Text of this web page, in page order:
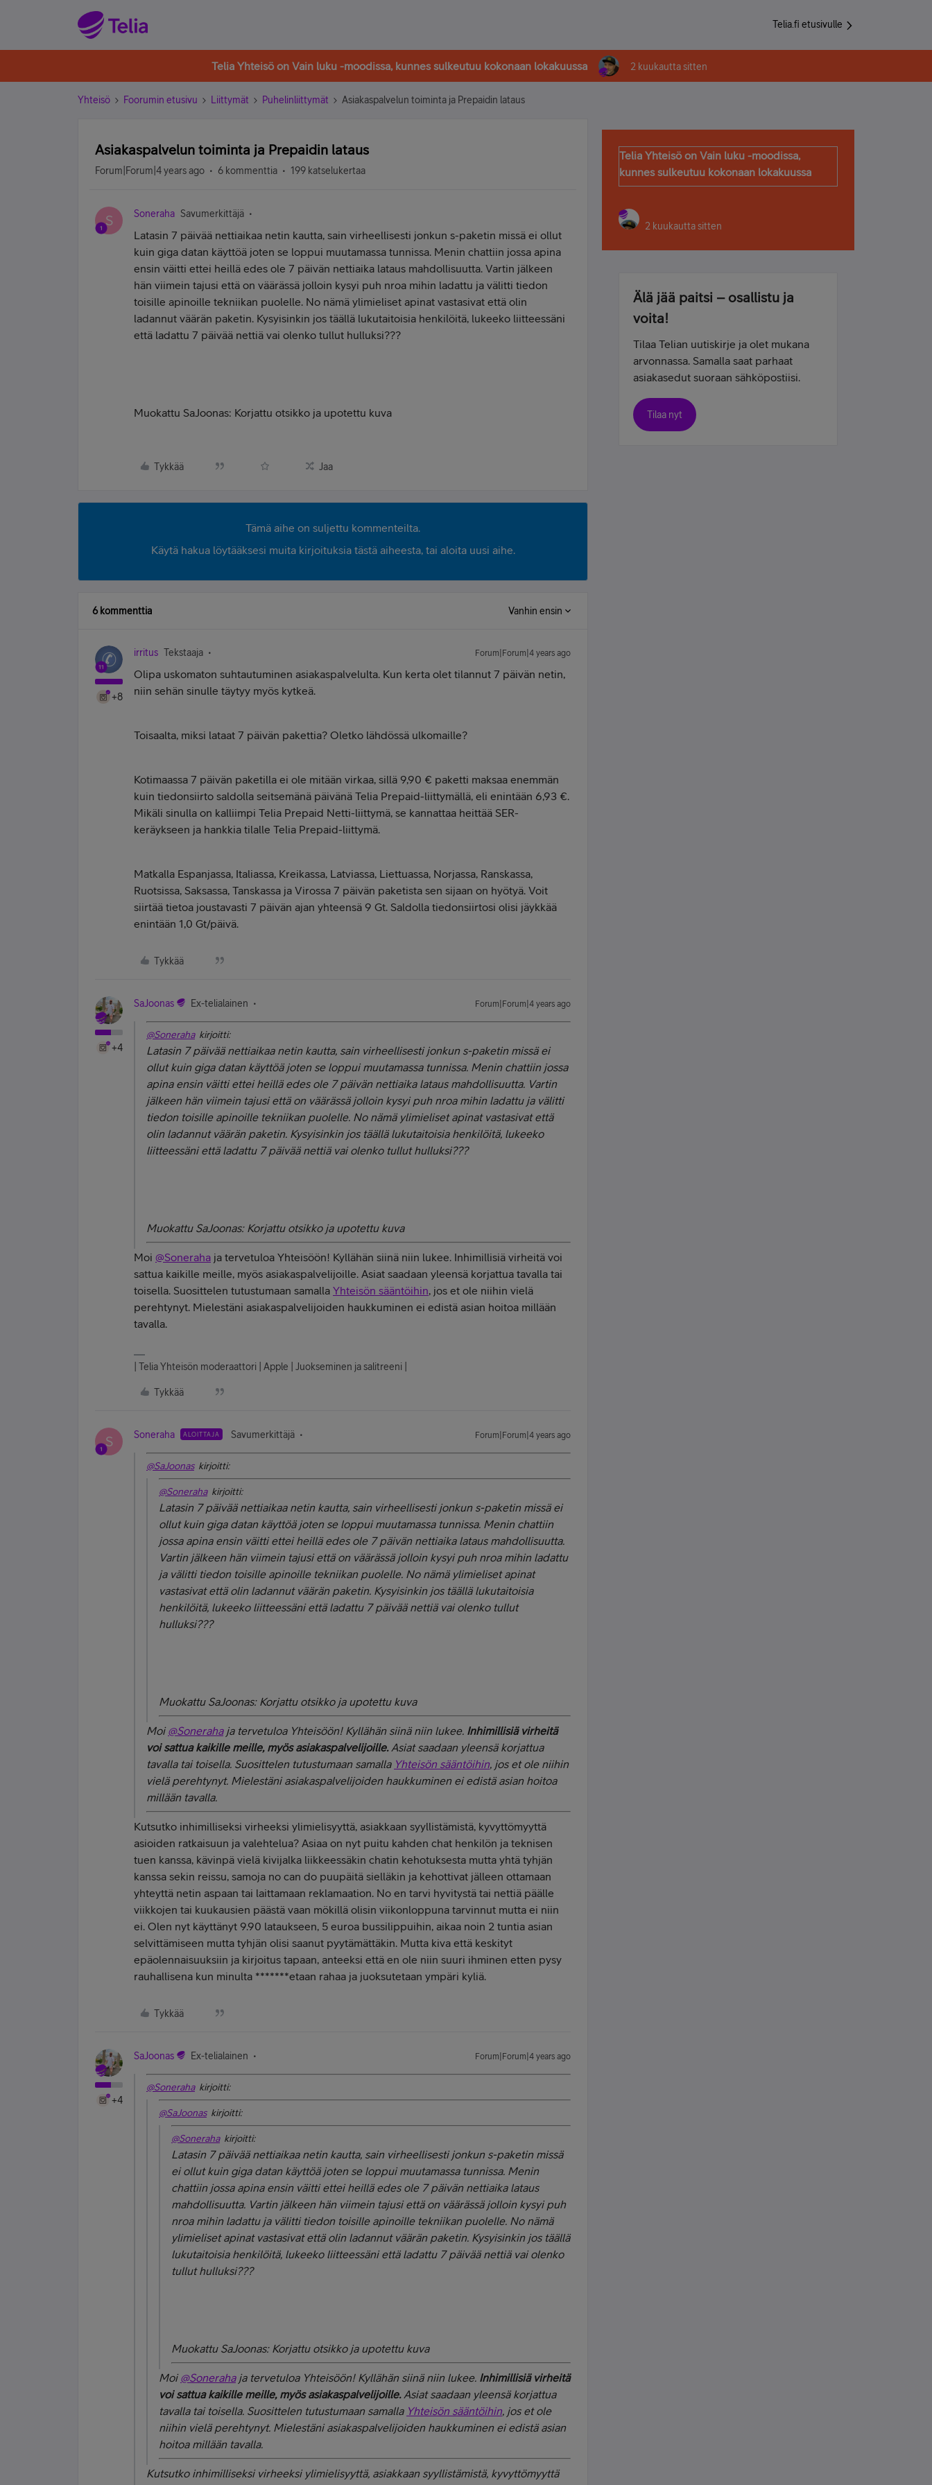
Telia.fi etusivulle
Telia Yhteisö on Vain luku -moodissa, kunnes sulkeutuu kokonaan lokakuussa 2 kuukautta sitten
Yhteisö Foorumin etusivu Liittymät Puhelinliittymät Asiakaspalvelun toiminta ja Prepaidin lataus
Asiakaspalvelun toiminta ja Prepaidin lataus
Forum|Forum|4 years ago 6 kommenttia 199 katselukertaa
S Soneraha Savumerkittäjä
Latasin 7 päivää nettiaikaa netin kautta, sain virheellisesti jonkun s-paketin missä ei ollut
kuin giga datan käyttöä joten se loppui muutamassa tunnissa. Menin chattiin jossa apina
ensin väitti ettei heillä edes ole 7 päivän nettiaika lataus mahdollisuutta. Vartin jälkeen
hän viimein tajusi että on väärässä jolloin kysyi puh nroa mihin ladattu ja välitti tiedon
toisille apinoille tekniikan puolelle. No nämä ylimieliset apinat vastasivat että olin
ladannut väärän paketin. Kysyisinkin jos täällä lukutaitoisia henkilöitä, lukeeko liitteessäni
että ladattu 7 päivää nettiä vai olenko tullut hulluksi???
Muokattu SaJoonas: Korjattu otsikko ja upotettu kuva
Tykkää Jaa
Tämä aihe on suljettu kommenteilta.
Käytä hakua löytääksesi muita kirjoituksia tästä aiheesta, tai aloita uusi aihe.
6 kommenttia Vanhin ensin
+8
irritus Tekstaaja Forum|Forum|4 years ago
Olipa uskomaton suhtautuminen asiakaspalvelulta. Kun kerta olet tilannut 7 päivän netin,
niin sehän sinulle täytyy myös kytkeä.
Toisaalta, miksi lataat 7 päivän pakettia? Oletko lähdössä ulkomaille?
Kotimaassa 7 päivän paketilla ei ole mitään virkaa, sillä 9,90 € paketti maksaa enemmän
kuin tiedonsiirto saldolla seitsemänä päivänä Telia Prepaid-liittymällä, eli enintään 6,93 €.
Mikäli sinulla on kalliimpi Telia Prepaid Netti-liittymä, se kannattaa heittää SER-
keräykseen ja hankkia tilalle Telia Prepaid-liittymä.
Matkalla Espanjassa, Italiassa, Kreikassa, Latviassa, Liettuassa, Norjassa, Ranskassa,
Ruotsissa, Saksassa, Tanskassa ja Virossa 7 päivän paketista sen sijaan on hyötyä. Voit
siirtää tietoa joustavasti 7 päivän ajan yhteensä 9 Gt. Saldolla tiedonsiirtosi olisi jäykkää
enintään 1,0 Gt/päivä.
Tykkää
+4
SaJoonas Ex-telialainen Forum|Forum|4 years ago
@Sonerahakirjoitti:
Latasin 7 päivää nettiaikaa netin kautta, sain virheellisesti jonkun s-paketin missä ei
ollut kuin giga datan käyttöä joten se loppui muutamassa tunnissa. Menin chattiin jossa
apina ensin väitti ettei heillä edes ole 7 päivän nettiaika lataus mahdollisuutta. Vartin
jälkeen hän viimein tajusi että on väärässä jolloin kysyi puh nroa mihin ladattu ja välitti
tiedon toisille apinoille tekniikan puolelle. No nämä ylimieliset apinat vastasivat että
olin ladannut väärän paketin. Kysyisinkin jos täällä lukutaitoisia henkilöitä, lukeeko
liitteessäni että ladattu 7 päivää nettiä vai olenko tullut hulluksi???
Muokattu SaJoonas: Korjattu otsikko ja upotettu kuva
Moi @Soneraha ja tervetuloa Yhteisöön! Kyllähän siinä niin lukee. Inhimillisiä virheitä voi
sattua kaikille meille, myös asiakaspalvelijoille. Asiat saadaan yleensä korjattua tavalla tai
toisella. Suosittelen tutustumaan samalla Yhteisön sääntöihin, jos et ole niihin vielä
perehtynyt. Mielestäni asiakaspalvelijoiden haukkuminen ei edistä asian hoitoa millään
tavalla.
| Telia Yhteisön moderaattori | Apple | Juokseminen ja salitreeni |
Tykkää
S Soneraha ALOITTAJA Savumerkittäjä Forum|Forum|4 years ago
@SaJoonaskirjoitti:
@Sonerahakirjoitti:
Latasin 7 päivää nettiaikaa netin kautta, sain virheellisesti jonkun s-paketin missä ei
ollut kuin giga datan käyttöä joten se loppui muutamassa tunnissa. Menin chattiin
jossa apina ensin väitti ettei heillä edes ole 7 päivän nettiaika lataus mahdollisuutta.
Vartin jälkeen hän viimein tajusi että on väärässä jolloin kysyi puh nroa mihin ladattu
ja välitti tiedon toisille apinoille tekniikan puolelle. No nämä ylimieliset apinat
vastasivat että olin ladannut väärän paketin. Kysyisinkin jos täällä lukutaitoisia
henkilöitä, lukeeko liitteessäni että ladattu 7 päivää nettiä vai olenko tullut
hulluksi???
Muokattu SaJoonas: Korjattu otsikko ja upotettu kuva
Moi@Sonerahaja tervetuloa Yhteisöön! Kyllähän siinä niin lukee. Inhimillisiä virheitä
voi sattua kaikille meille, myös asiakaspalvelijoille.Asiat saadaan yleensä korjattua
tavalla tai toisella. Suosittelen tutustumaan samalla Yhteisön sääntöihin, jos et ole niihin
vielä perehtynyt. Mielestäni asiakaspalvelijoiden haukkuminen ei edistä asian hoitoa
millään tavalla.
Kutsutko inhimilliseksi virheeksi ylimielisyyttä, asiakkaan syyllistämistä, kyvyttömyyttä
asioiden ratkaisuun ja valehtelua? Asiaa on nyt puitu kahden chat henkilön ja teknisen
tuen kanssa, kävinpä vielä kivijalka liikkeessäkin chatin kehotuksesta mutta yhtä tyhjän
kanssa sekin reissu, samoja no can do puupäitä sielläkin ja kehottivat jälleen ottamaan
yhteyttä netin aspaan tai laittamaan reklamaation. No en tarvi hyvitystä tai nettiä päälle
viikkojen tai kuukausien päästä vaan mökillä olisin viikonloppuna tarvinnut mutta ei niin
ei. Olen nyt käyttänyt 9.90 lataukseen, 5 euroa bussilippuihin, aikaa noin 2 tuntia asian
selvittämiseen mutta tyhjän olisi saanut pyytämättäkin. Mutta kiva että keskityt
epäolennaisuuksiin ja kirjoitus tapaan, anteeksi että en ole niin suuri ihminen etten pysy
rauhallisena kun minulta *******etaan rahaa ja juoksutetaan ympäri kyliä.
Tykkää
+4
SaJoonas Ex-telialainen Forum|Forum|4 years ago
@Sonerahakirjoitti:
@SaJoonaskirjoitti:
@Sonerahakirjoitti:
Latasin 7 päivää nettiaikaa netin kautta, sain virheellisesti jonkun s-paketin missä
ei ollut kuin giga datan käyttöä joten se loppui muutamassa tunnissa. Menin
chattiin jossa apina ensin väitti ettei heillä edes ole 7 päivän nettiaika lataus
mahdollisuutta. Vartin jälkeen hän viimein tajusi että on väärässä jolloin kysyi puh
nroa mihin ladattu ja välitti tiedon toisille apinoille tekniikan puolelle. No nämä
ylimieliset apinat vastasivat että olin ladannut väärän paketin. Kysyisinkin jos täällä
lukutaitoisia henkilöitä, lukeeko liitteessäni että ladattu 7 päivää nettiä vai olenko
tullut hulluksi???
Muokattu SaJoonas: Korjattu otsikko ja upotettu kuva
Moi@Sonerahaja tervetuloa Yhteisöön! Kyllähän siinä niin lukee. Inhimillisiä virheitä
voi sattua kaikille meille, myös asiakaspalvelijoille.Asiat saadaan yleensä korjattua
tavalla tai toisella. Suosittelen tutustumaan samalla Yhteisön sääntöihin, jos et ole
niihin vielä perehtynyt. Mielestäni asiakaspalvelijoiden haukkuminen ei edistä asian
hoitoa millään tavalla.
Kutsutko inhimilliseksi virheeksi ylimielisyyttä, asiakkaan syyllistämistä, kyvyttömyyttä
Telia Yhteisö on Vain luku -moodissa,
kunnes sulkeutuu kokonaan lokakuussa
2 kuukautta sitten
Älä jää paitsi – osallistu ja
voita!
Tilaa Telian uutiskirje ja olet mukana
arvonnassa. Samalla saat parhaat
asiakasedut suoraan sähköpostiisi.
Tilaa nyt